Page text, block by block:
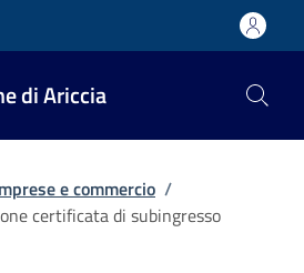
di Ariccia
e commercio /
certificata di subingresso